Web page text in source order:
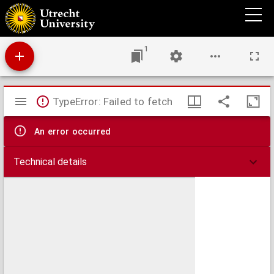
Aan de houders van 1.e hypotheek-obligatiën der Central Pacific Spoorweg-
Maatschappij,
1
Mirador
viewer
TypeError: Failed to fetch
An error occurred
Technical details